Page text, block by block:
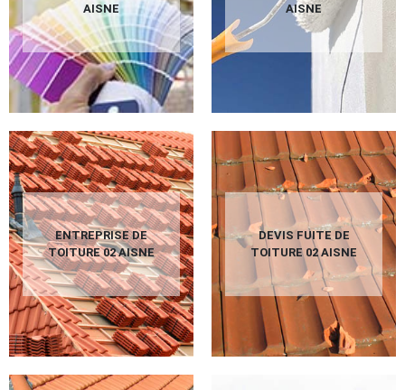
AISNE
AISNE
ENTREPRISE DE
TOITURE 02 AISNE
DEVIS FUITE DE
TOITURE 02 AISNE